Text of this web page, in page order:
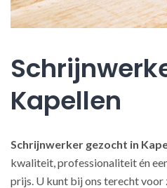
Kapellen
Schrijnwerker gezocht in
kwaliteit, professionaliteit én
prijs. U kunt bij ons terecht voor